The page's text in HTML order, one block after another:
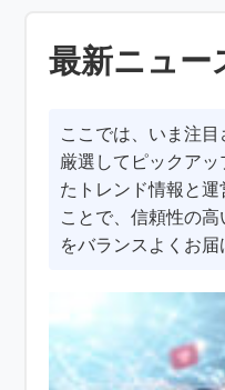
最新ニュー
ここでは、いま注
厳選してピックア
たトレンド情報と
ことで、信頼性の
をバランスよくお届